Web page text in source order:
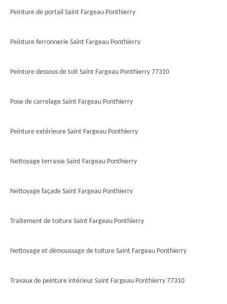
Peinture de portail Saint Fargeau Ponthierry
Peinture ferronnerie Saint Fargeau Ponthierry
Peinture dessous de toit Saint Fargeau Ponthierry 77310
Pose de carrelage Saint Fargeau Ponthierry
Peinture extérieure Saint Fargeau Ponthierry
Nettoyage terrasse Saint Fargeau Ponthierry
Nettoyage façade Saint Fargeau Ponthierry
Traitement de toiture Saint Fargeau Ponthierry
Nettoyage et démoussage de toiture Saint Fargeau Ponthierry
Travaux de peinture intérieur Saint Fargeau Ponthierry 77310